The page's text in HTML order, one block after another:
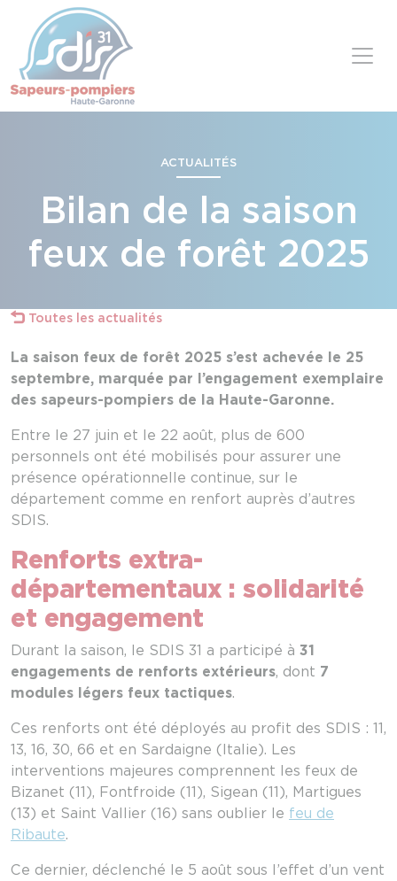
ACTUALITÉS
Bilan de la saison
feux de forêt 2025
Toutes les actualités
La saison feux de forêt 2025 s’est achevée le 25
septembre, marquée par l’engagement exemplaire
des sapeurs-pompiers de la Haute-Garonne.
Entre le 27 juin et le 22 août, plus de 600
personnels ont été mobilisés pour assurer une
présence opérationnelle continue, sur le
département comme en renfort auprès d’autres
SDIS.
Renforts extra-
départementaux : solidarité
et engagement
Durant la saison, le SDIS 31 a participé à 31
engagements de renforts extérieurs, dont 7
modules légers feux tactiques.
Ces renforts ont été déployés au profit des SDIS : 11,
13, 16, 30, 66 et en Sardaigne (Italie). Les
interventions majeures comprennent les feux de
Bizanet (11), Fontfroide (11), Sigean (11), Martigues
(13) et Saint Vallier (16) sans oublier le feu de
Ribaute.
Ce dernier, déclenché le 5 août sous l’effet d’un vent
Panneau de gestion des cookies